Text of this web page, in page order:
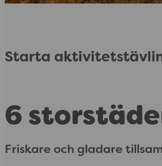
Starta
6
Friskare och gladare